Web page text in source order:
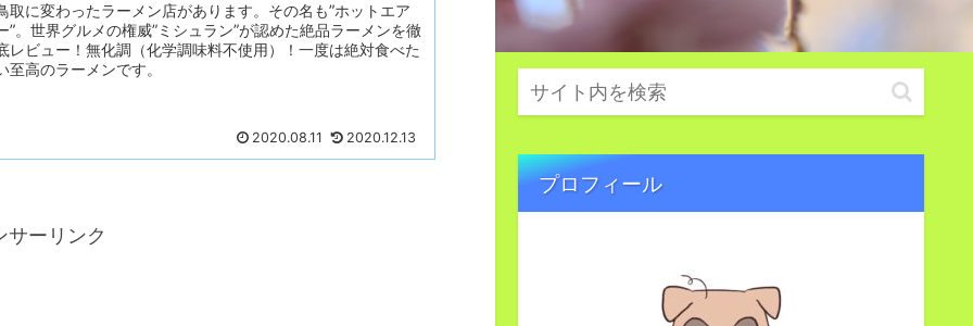
取に変わったラーメン店があります。その名も”ホットエア
”。世界グルメの権威”ミシュラン”が認めた絶品ラーメンを徹
レビュー！無化調（化学調味料不使用）！一度は絶対食べた
至高のラーメンです。
2020.08.11 2020.12.13
サーリンク
プロフィール